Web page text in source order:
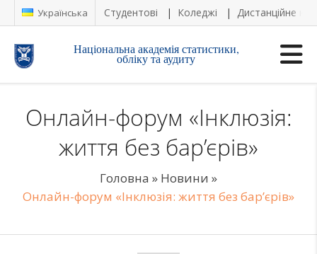
Українська Студентові Коледжі Дистанційне
Національна академія статистики,
обліку та аудиту
Онлайн-форум «Інклюзія:
життя без бар’єрів»
Головна » Новини »
Онлайн-форум «Інклюзія: життя без бар’єрів»